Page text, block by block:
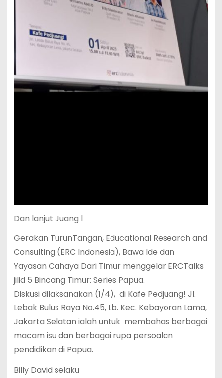
Dan lanjut Juang l
Gerakan TurunTangan, Educational Research and
Consulting (ERC Indonesia), Bawa Ide dan
Yayasan Cahaya Dari Timur menggelar ERCTalks
jilid 5 Bincang Timur: Series Papua.
Diskusi dilaksanakan (1/4), di Kafe Pedjuang! Jl.
Lebak Bulus Raya No.45, Lb. Kec. Kebayoran Lama,
Jakarta Selatan ialah untuk membahas berbagai
macam isu dan berbagai rupa persoalan
pendidikan di Papua.
Billy David selaku